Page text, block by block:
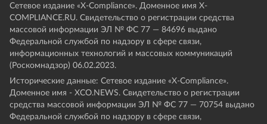
Сетевое издание «Х-Compliance». Доменное имя X-
COMPLIANCE.RU. Свидетельство о регистрации средства
массовой информации ЭЛ № ФС 77 — 84696 выдано
Федеральной службой по надзору в сфере связи,
информационных технологий и массовых коммуникаций
(Роскомнадзор) 06.02.2023.
Исторические данные: Сетевое издание «Х-Compliance».
Доменное имя - XCO.NEWS. Свидетельство о регистрации
средства массовой информации ЭЛ № ФС 77 — 70754 выдано
Федеральной службой по надзору в сфере связи,